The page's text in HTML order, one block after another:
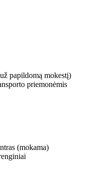
papildomą mokestį)
priemonėmis
(mokama)